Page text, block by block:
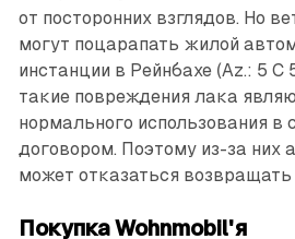
от посторонних взглядов. Но
могут поцарапать жилой
инстанции в Рейнбахе (Az.: 5 C
такие повреждения лака
нормального использования в
договором. Поэтому из-за них
может отказаться возвращать
Покупка Wohnmobil'я